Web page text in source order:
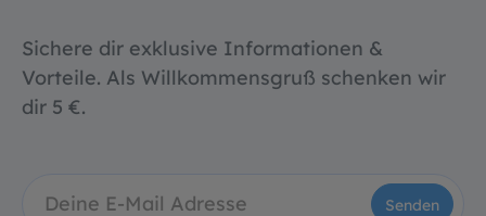
Sichere dir exklusive Informationen &
Vorteile. Als Willkommensgruß schenken wir
dir 5 €.
Senden